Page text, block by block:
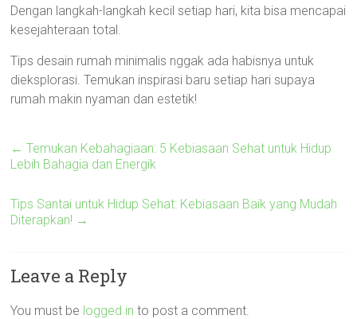
Dengan langkah-langkah kecil setiap hari, kita bisa mencapai
kesejahteraan total.
Tips desain rumah minimalis nggak ada habisnya untuk
dieksplorasi. Temukan inspirasi baru setiap hari supaya
rumah makin nyaman dan estetik!
← Temukan Kebahagiaan: 5 Kebiasaan Sehat untuk Hidup
Lebih Bahagia dan Energik
Tips Santai untuk Hidup Sehat: Kebiasaan Baik yang Mudah
Diterapkan! →
Leave a Reply
You must be logged in to post a comment.